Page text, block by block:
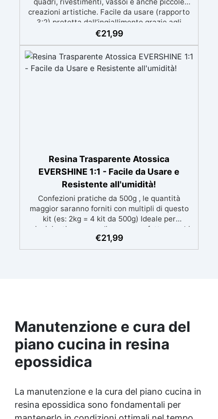
creazioni artistiche. Facile da usare (rapporto
3:2) protetta dall’ingiallimento grazie agli
speciali filtri UV Formula densa : non cola via,
in 12-24h garantendo una superficie lucida e
brillante
€21,99
Resina Trasparente Atossica
EVERSHINE 1:1 - Facile da Usare e
Resistente all'umidità!
Confezioni pratiche da 500g , le quantità
maggior saranno forniti con multipli di questo
kit (es: 2kg = 4 kit da 500g) Ideale per
principianti: a prova di errore, perfetta per chi
inizia. Sempre lucida: garantisce una finitura
brillante e uniforme in ogni condizione.
€21,99
Manutenzione e cura del
piano cucina in resina
epossidica
La manutenzione e la cura del piano cucina in
resina epossidica sono fondamentali per